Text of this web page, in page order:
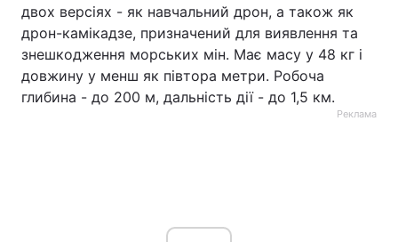
двох версіях - як навчальний дрон, а також як
дрон-камікадзе, призначений для виявлення та
знешкодження морських мін. Має масу у 48 кг і
довжину у менш як півтора метри. Робоча
глибина - до 200 м, дальність дії - до 1,5 км.
Реклама